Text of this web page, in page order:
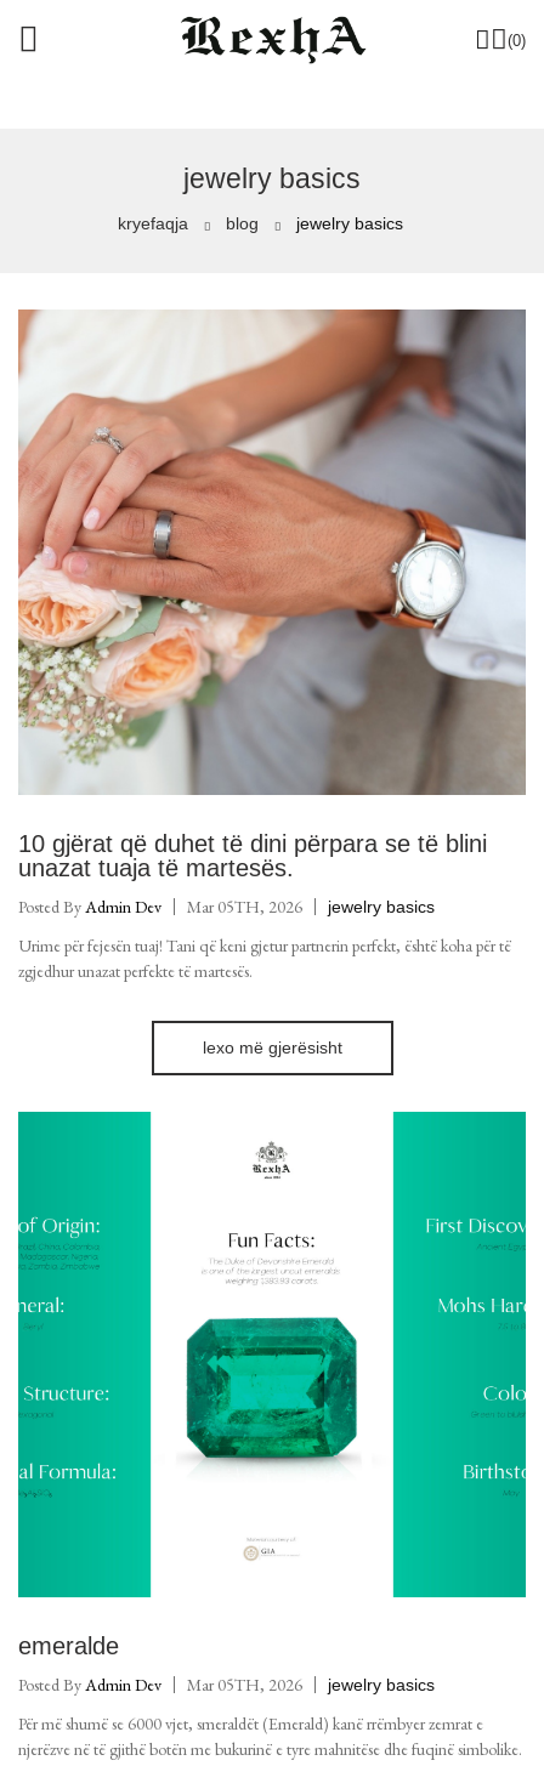
(0)
jewelry basics
kryefaqja blog jewelry basics
10 gjërat që duhet të dini përpara se të blini
unazat tuaja të martesës.
Posted ByAdmin Dev Mar 05TH, 2026 jewelry basics
Urime për fejesën tuaj! Tani që keni gjetur partnerin perfekt, është koha për të
zgjedhur unazat perfekte të martesës.
lexo më gjerësisht
emeralde
Posted ByAdmin Dev Mar 05TH, 2026 jewelry basics
Për më shumë se 6000 vjet, smeraldët (Emerald) kanë rrëmbyer zemrat e
njerëzve në të gjithë botën me bukurinë e tyre mahnitëse dhe fuqinë simbolike.